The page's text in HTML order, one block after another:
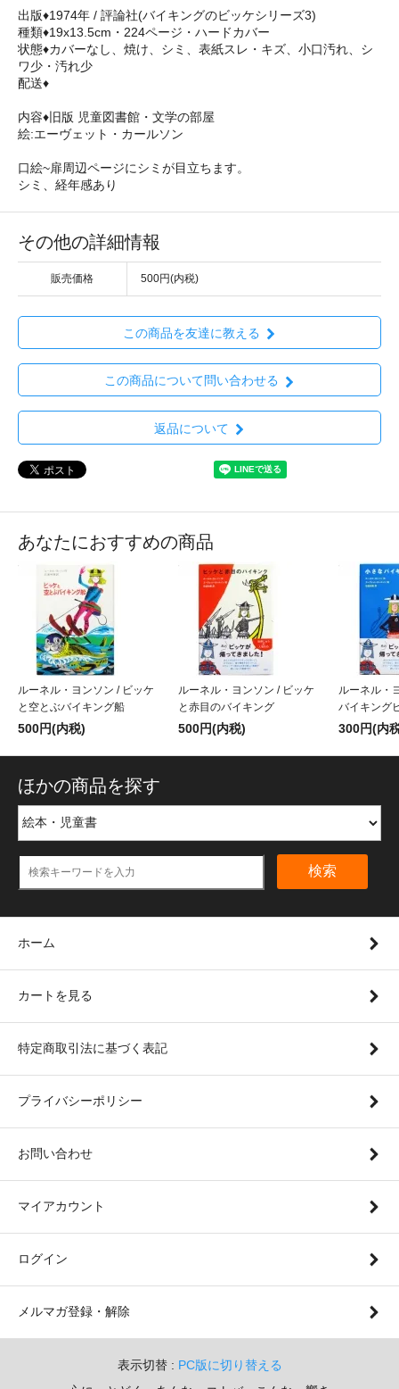
出版♦1974年 / 評論社(バイキングのビッケシリーズ3)
種類♦19x13.5cm・224ページ・ハードカバー
状態♦カバーなし、焼け、シミ、表紙スレ・キズ、小口汚れ、シ
ワ少・汚れ少
配送♦
内容♦旧版 児童図書館・文学の部屋
絵:エーヴェット・カールソン
口絵~扉周辺ページにシミが目立ちます。
シミ、経年感あり
その他の詳細情報
販売価格 500円(内税)
この商品を友達に教える
この商品について問い合わせる
返品について
あなたにおすすめの商品
ルーネル・ヨンソン / ビッケ
と空とぶバイキング船
500円(内税)
ルーネル・ヨンソン / ビッケ
と赤目のバイキング
500円(内税)
ルーネル・
バイキング
300円(内
ほかの商品を探す
検索
ホーム
カートを見る
特定商取引法に基づく表記
プライバシーポリシー
お問い合わせ
マイアカウント
ログイン
メルマガ登録・解除
表示切替 : PC版に切り替える